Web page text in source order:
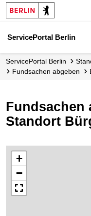
ServicePortal Berlin
ServicePortal Berlin
Fundsachen abgeben
Fundsachen
Standort
+
−